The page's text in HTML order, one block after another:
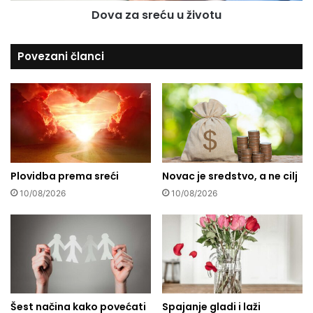
a
a
m
s
a
n
o
o
o
d
u
i
o
Dova za sreću u životu
Povezani članci
Plovidba prema sreći
10/08/2026
Novac je sredstvo, a ne cilj
10/08/2026
Šest načina kako povećati
Spajanje gladi i laži